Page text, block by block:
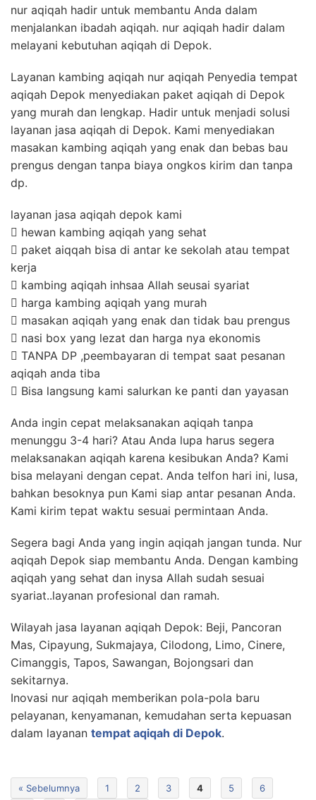
nur aqiqah hadir untuk membantu Anda dalam
menjalankan ibadah aqiqah. nur aqiqah hadir dalam
melayani kebutuhan aqiqah di Depok.
Layanan kambing aqiqah nur aqiqah Penyedia tempat
aqiqah Depok menyediakan paket aqiqah di Depok
yang murah dan lengkap. Hadir untuk menjadi solusi
layanan jasa aqiqah di Depok. Kami menyediakan
masakan kambing aqiqah yang enak dan bebas bau
prengus dengan tanpa biaya ongkos kirim dan tanpa
dp.
layanan jasa aqiqah depok kami
 hewan kambing aqiqah yang sehat
 paket aiqqah bisa di antar ke sekolah atau tempat
kerja
 kambing aqiqah inhsaa Allah seusai syariat
 harga kambing aqiqah yang murah
 masakan aqiqah yang enak dan tidak bau prengus
 nasi box yang lezat dan harga nya ekonomis
 TANPA DP ,peembayaran di tempat saat pesanan
aqiqah anda tiba
 Bisa langsung kami salurkan ke panti dan yayasan
Anda ingin cepat melaksanakan aqiqah tanpa
menunggu 3-4 hari? Atau Anda lupa harus segera
melaksanakan aqiqah karena kesibukan Anda? Kami
bisa melayani dengan cepat. Anda telfon hari ini, lusa,
bahkan besoknya pun Kami siap antar pesanan Anda.
Kami kirim tepat waktu sesuai permintaan Anda.
Segera bagi Anda yang ingin aqiqah jangan tunda. Nur
aqiqah Depok siap membantu Anda. Dengan kambing
aqiqah yang sehat dan inysa Allah sudah sesuai
syariat..layanan profesional dan ramah.
Wilayah jasa layanan aqiqah Depok: Beji, Pancoran
Mas, Cipayung, Sukmajaya, Cilodong, Limo, Cinere,
Cimanggis, Tapos, Sawangan, Bojongsari dan
sekitarnya.
Inovasi nur aqiqah memberikan pola-pola baru
pelayanan, kenyamanan, kemudahan serta kepuasan
dalam layanan tempat aqiqah di Depok.
« Sebelumnya 1 2 3 4 5
6